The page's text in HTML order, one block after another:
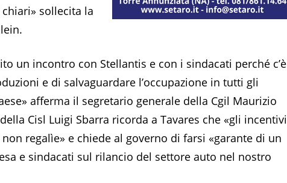
sollecita la
un incontro con Stellantis e con i sindacati perché c’è
e di salvaguardare l’occupazione in tutti gli
afferma il segretario generale della Cgil Maurizio
Cisl Luigi Sbarra ricorda a Tavares che «gli incentivi
regalìe» e chiede al governo di farsi «garante di un
e sindacati sul rilancio del settore auto nel nostro